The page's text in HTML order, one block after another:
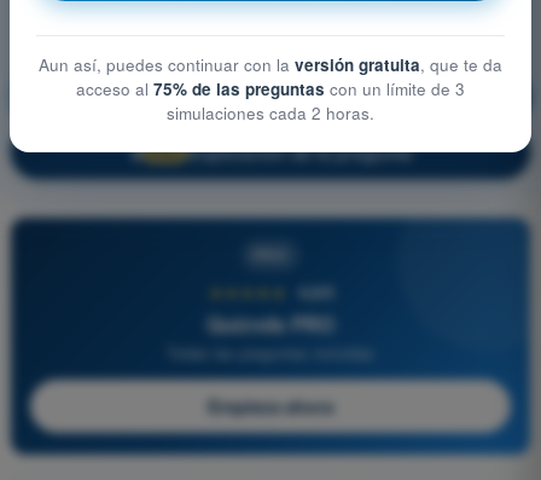
Navegación ¡Entrenamiento!
🔒 PRO Explicación de la pregunta
4,6/5
Quizvds PRO
Empieza ahora
Aun así, puedes continuar con la versión gratuita, que te da
acceso al 75% de las preguntas con un límite de 3
simulaciones cada 2 horas.